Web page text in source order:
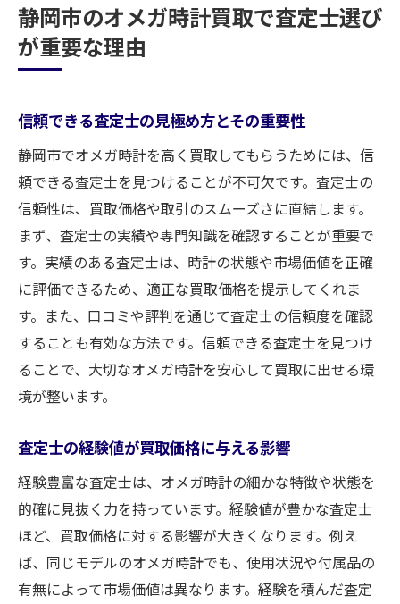
静岡市のオメガ時計買取で査定士選び
が重要な理由
信頼できる査定士の見極め方とその重要性
静岡市でオメガ時計を高く買取してもらうためには、信
頼できる査定士を見つけることが不可欠です。査定士の
信頼性は、買取価格や取引のスムーズさに直結します。
まず、査定士の実績や専門知識を確認することが重要で
す。実績のある査定士は、時計の状態や市場価値を正確
に評価できるため、適正な買取価格を提示してくれま
す。また、口コミや評判を通じて査定士の信頼度を確認
することも有効な方法です。信頼できる査定士を見つけ
ることで、大切なオメガ時計を安心して買取に出せる環
境が整います。
査定士の経験値が買取価格に与える影響
経験豊富な査定士は、オメガ時計の細かな特徴や状態を
的確に見抜く力を持っています。経験値が豊かな査定士
ほど、買取価格に対する影響が大きくなります。例え
ば、同じモデルのオメガ時計でも、使用状況や付属品の
有無によって市場価値は異なります。経験を積んだ査定